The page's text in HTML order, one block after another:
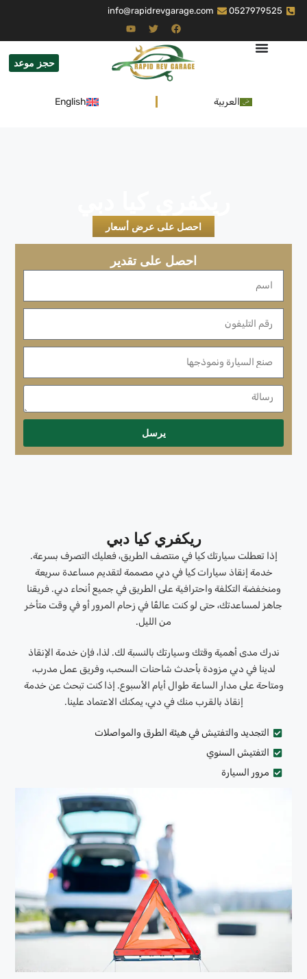
0527979525
info@rapidrevgarage.com
حجز موعد
العربية English
احصل على عرض أسعار
احصل على تقدير
يرسل
ريكفري كيا دبي
إذا تعطلت سيارتك كيا في منتصف الطريق، فعليك التصرف بسرعة.
خدمة إنقاذ سيارات كيا في دبي مصممة لتقديم مساعدة سريعة
ومنخفضة التكلفة واحترافية على الطريق في جميع أنحاء دبي. فريقنا
جاهز لمساعدتك، حتى لو كنت عالقًا في زحام المرور أو في وقت متأخر
من الليل.
ندرك مدى أهمية وقتك وسيارتك بالنسبة لك. لذا، فإن خدمة الإنقاذ
لدينا في دبي مزودة بأحدث شاحنات السحب، وفريق عمل مدرب،
ومتاحة على مدار الساعة طوال أيام الأسبوع. إذا كنت تبحث عن خدمة
إنقاذ بالقرب منك في دبي، يمكنك الاعتماد علينا.
التجديد والتفتيش في هيئة الطرق والمواصلات
التفتيش السنوي
مرور السيارة